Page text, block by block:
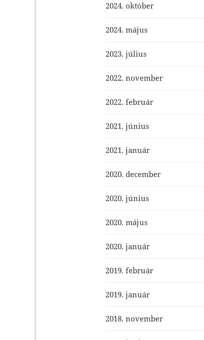
2024. október
2024. május
2023. július
2022. november
2022. február
2021. június
2021. január
2020. december
2020. június
2020. május
2020. január
2019. február
2019. január
2018. november